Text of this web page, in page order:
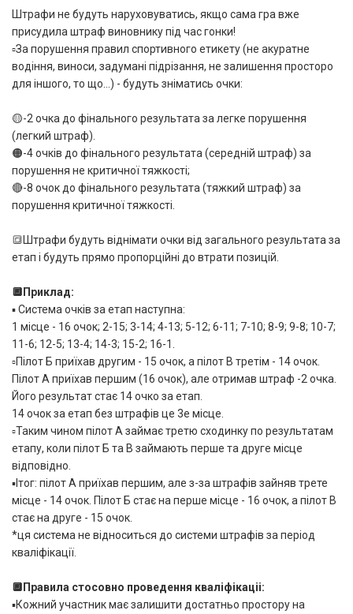
Штрафи не будуть наруховуватись, якщо сама гра вже
присудила штраф виновнику під час гонки!
▫️За порушення правил спортивного етикету (не акуратне
водіння, виноси, задумані підрізання, не залишення просторо
для іншого, то що…) - будуть зніматись очки:
🟡-2 очка до фінального результата за легке порушення
(легкий штраф).
🟠-4 очків до фінального результата (середній штраф) за
порушення не критичної тяжкості;
🔴-8 очок до фінального результата (тяжкий штраф) за
порушення критичної тяжкості.
🔳Штрафи будуть віднімати очки від загального результата за
етап і будуть прямо пропорційні до втрати позицій.
🔲Приклад:
▪️ Система очків за етап наступна:
1 місце - 16 очок; 2-15; 3-14; 4-13; 5-12; 6-11; 7-10; 8-9; 9-8; 10-7;
11-6; 12-5; 13-4; 14-3; 15-2; 16-1.
▫️Пілот Б приїхав другим - 15 очок, а пілот В третім - 14 очок.
Пілот А приїхав першим (16 очок), але отримав штраф -2 очка.
Його результат стає 14 очко за етап.
14 очок за етап без штрафів це 3е місце.
▫️Таким чином пілот А займає третю сходинку по результатам
етапу, коли пілот Б та В займають перше та друге місце
відповідно.
▪️Ітог: пілот А приїхав першим, але з-за штрафів зайняв трете
місце - 14 очок. Пілот Б стає на перше місце - 16 очок, а пілот В
стає на друге - 15 очок.
*ця система не відноситься до системи штрафів за період
кваліфікації.
🔲Правила стосовно проведення кваліфікаціі:
▪️Кожний участник має залишити достатньо простору на